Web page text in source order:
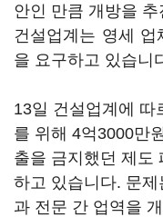
안인 만큼 개방을
건설업계는 영세
을 요구하고 있습니
13일 건설업계에 따
를 위해 4억3000만
출을 금지했던 제도
하고 있습니다. 문
과 전문 간 업역을